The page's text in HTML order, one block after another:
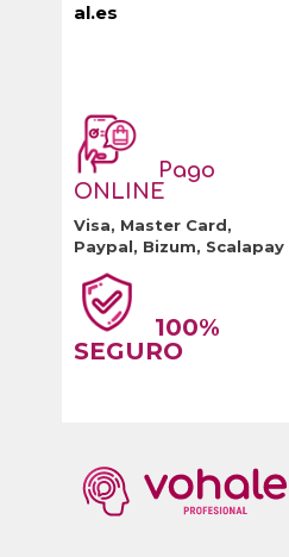
al.es
Pago
ONLINE
Visa, Master Card,
Paypal, Bizum, Scalapay
100%
SEGURO